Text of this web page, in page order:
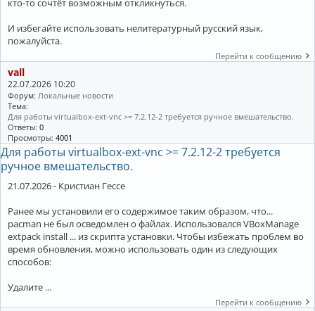
кто-то сочтёт возможным откликнуться.
И избегайте использовать нелитературный русский язык,
пожалуйста.
Перейти к сообщению
vall
22.07.2026 10:20
Форум: Локальные новости
Тема:
Для работы virtualbox-ext-vnc >= 7.2.12-2 требуется ручное вмешательство.
Ответы: 0
Просмотры: 4001
Для работы virtualbox-ext-vnc >= 7.2.12-2 требуется
ручное вмешательство.
21.07.2026 - Кристиан Гессе
Ранее мы установили его содержимое таким образом, что...
pacman не был осведомлен о файлах. Использовался VBoxManage
extpack install ... из скрипта установки. Чтобы избежать проблем во
время обновления, можно использовать один из следующих
способов:
Удалите ...
Перейти к сообщению